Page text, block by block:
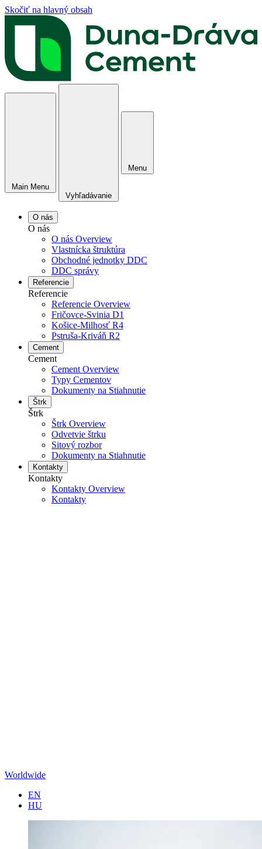
Skočiť na hlavný obsah
Main Menu
Vyhľadávanie
Menu
O nás
O nás
O nás Overview
Vlastnícka štruktúra
Obchodné jednotky DDC
DDC správy
Referencie
Referencie
Referencie Overview
Fričovce-Svinia D1
Košice-Milhosť R4
Pstruša-Kriváň R2
Cement
Cement
Cement Overview
Typy Cementov
Dokumenty na Stiahnutie
Štrk
Štrk
Štrk Overview
Odvetvie štrku
Sitový rozbor
Dokumenty na Stiahnutie
Kontakty
Kontakty
Kontakty Overview
Kontakty
Worldwide
EN
HU